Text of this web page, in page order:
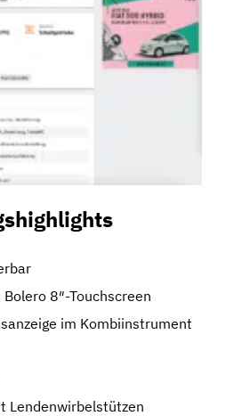
8″-Touchscreen
im Kombiinstrument
Lendenwirbelstützen